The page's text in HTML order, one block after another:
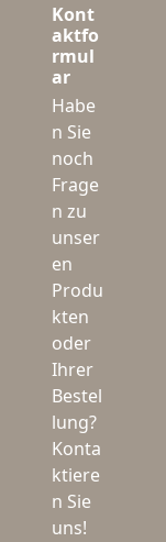
Kont
aktfo
rmul
ar
Habe
n Sie
noch
Frage
n zu
unser
en
Produ
kten
oder
Ihrer
Bestel
lung?
Konta
ktiere
n Sie
uns!